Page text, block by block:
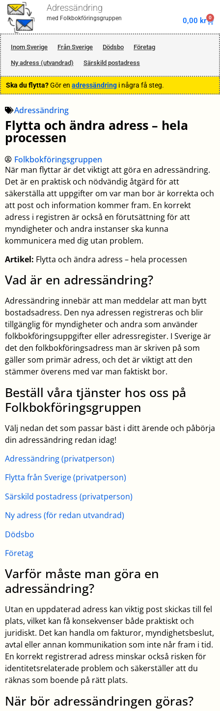
Adressändring
med Folkbokföringsgruppen 0,00 kr 0
Inom Sverige Från Sverige Dödsbo Företag
Ny adress (utvandrad) Särskild postadress
Ska du flytta?Gör en adressändring i några få steg.
Adressändring
Flytta och ändra adress – hela
processen
Folkbokföringsgruppen
När man flyttar är det viktigt att göra en adressändring.
Det är en praktisk och nödvändig åtgärd för att
säkerställa att uppgifter om var man bor är korrekta och
att post och information kommer fram. En korrekt
adress i registren är också en förutsättning för att
myndigheter och andra instanser ska kunna
kommunicera med dig utan problem.
Artikel: Flytta och ändra adress – hela processen
Vad är en adressändring?
Adressändring innebär att man meddelar att man bytt
bostadsadress. Den nya adressen registreras och blir
tillgänglig för myndigheter och andra som använder
folkbokföringsuppgifter eller adressregister. I Sverige är
det den folkbokföringsadress man är skriven på som
gäller som primär adress, och det är viktigt att den
stämmer överens med var man faktiskt bor.
Beställ våra tjänster hos oss på
Folkbokföringsgruppen
Välj nedan det som passar bäst i ditt ärende och påbörja
din adressändring redan idag!
Adressändring (privatperson)
Flytta från Sverige (privatperson)
Särskild postadress (privatperson)
Ny adress (för redan utvandrad)
Dödsbo
Företag
Varför måste man göra en
adressändring?
Utan en uppdaterad adress kan viktig post skickas till fel
plats, vilket kan få konsekvenser både praktiskt och
juridiskt. Det kan handla om fakturor, myndighetsbeslut,
avtal eller annan kommunikation som inte når fram i tid.
En korrekt registrerad adress minskar också risken för
identitetsrelaterade problem och säkerställer att du
räknas som boende på rätt plats.
När bör adressändringen göras?